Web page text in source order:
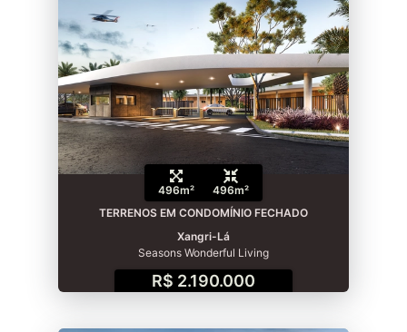
496m²
496m²
TERRENOS EM CONDOMÍNIO FECHADO
Xangri-Lá
Seasons Wonderful Living
R$ 2.190.000